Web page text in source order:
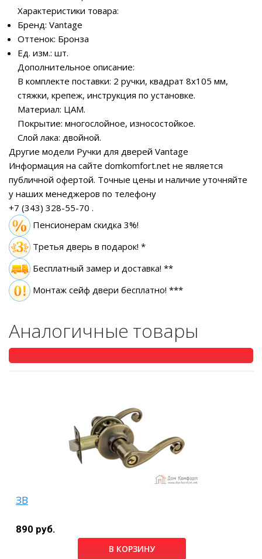
Характеристики товара:
Бренд: Vantage
Оттенок: Бронза
Ед. изм.: шт.
Дополнительное описание:
В комплекте поставки: 2 ручки, квадрат 8х105 мм,
стяжки, крепеж, инструкция по установке.
Материал: ЦАМ.
Покрытие: многослойное, износостойкое.
Слой лака: двойной.
Другие модели Ручки для дверей Vantage
Информация на сайте domkomfort.net не является
публичной офертой. Точные цены и наличие уточняйте
у наших менеджеров по телефону
+7 (343) 328-55-70 .
Пенсионерам скидка 3%!
Третья дверь в подарок! *
Бесплатный замер и доставка! **
Монтаж сейф двери бесплатно! ***
Аналогичные товары
ЗВ
890 руб.
В КОРЗИНУ